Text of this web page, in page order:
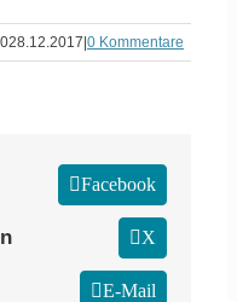
28.12.2017 0 Kommentare
Facebook
X
E-Mail